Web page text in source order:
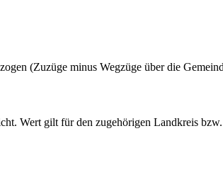
(Zuzüge minus Wegzüge über die
Wert gilt für den zugehörigen Landkreis